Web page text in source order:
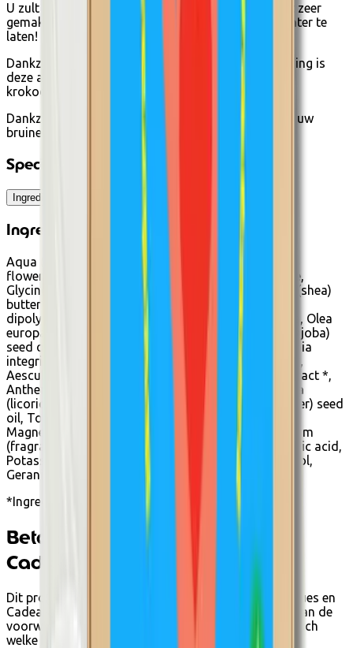
U zult de
Dringt zeer
gemakkelijk in de huid, zonder een vettig laagje achter te
laten!
Dankzij de natuurlijke en hoogwaardige samenstelling is
deze aftersun een echte bondgenoot tegen de
krokodillenhuid!
Dankzij dit oliecomplex wordt uw huid vergroot en uw
bruine kleur verlengd!
Specificaties
Ingrediënten
Ingrediënten
Aqua (water), Chamomilla recutita (matricaria)
flower/leaf/stem water*, Caprylic/capric triglyceride,
Glycine soja (soybean) oil *, Butyrospermum parkii (shea)
butter*, Glyceryl stearate, Glycerin, Polyglyceryl-2
dipolyhydroxystearate, Polyglyceryl-3 diisostearate, Olea
europaea (olive) fruit oil*, Simmondsia chinensis (jojoba)
seed oil*, Macadamia ternifolia seed oil*/macadamia
integrifolia seed oil*, Camellia sinensis leaf extract*,
Aesculus hippocastanum (horse chestnut) seed extract *,
Anthemis nobilis flower extract *, Glycyrrhiza glabra
(licorice) root extract*, Helianthus annuus (sunflower) seed
oil, Tocopherol, Xanthan gum, Sodium chloride,
Magnesium sulfate, Beta-sitosterol, Squalene, Parfum
(fragrance), Benzyl alcohol, Dehydroacetic acid, Citric acid,
Potassium sorbate, Sodium benzoate, Citral, Eugenol,
Geraniol, Limonene, Linallol.
*Ingrediënten uit de biologische landbouw
Betalen met Ecocheques en
Cadeaucheques
Dit product kan je bij Ecoshop betalen met Ecocheques en
Cadeaucheques van Edenred wanneer het voldoet aan de
voorwaarden. Tijdens het afrekenen zie je automatisch
welke betaalopties beschikbaar zijn.